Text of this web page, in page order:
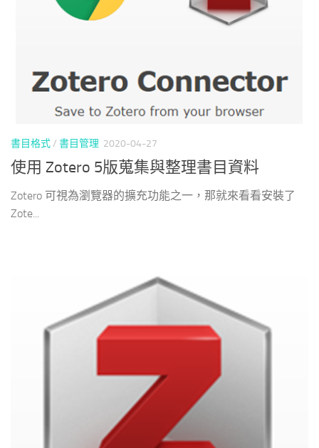
書目格式/ 書目管理 2020-04-27
使用 Zotero 5版蒐集與整理書目資料
Zotero 可視為瀏覽器的擴充功能之一，那就來看看安裝了
Zote...